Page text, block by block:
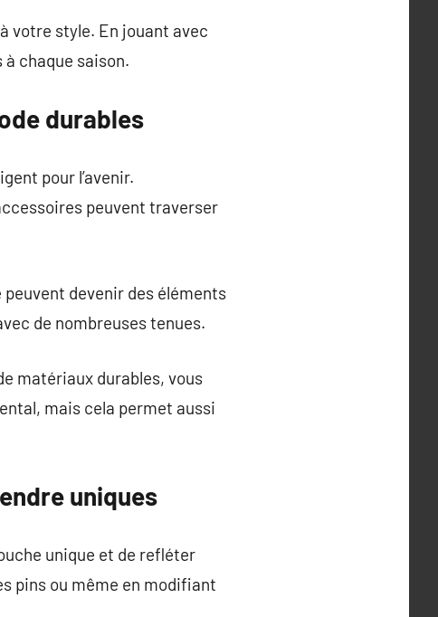
votre style. En jouant avec
chaque saison.
durables
pour l’avenir.
peuvent traverser
devenir des éléments
de nombreuses tenues.
matériaux durables, vous
mais cela permet aussi
uniques
unique et de refléter
pins ou même en modifiant